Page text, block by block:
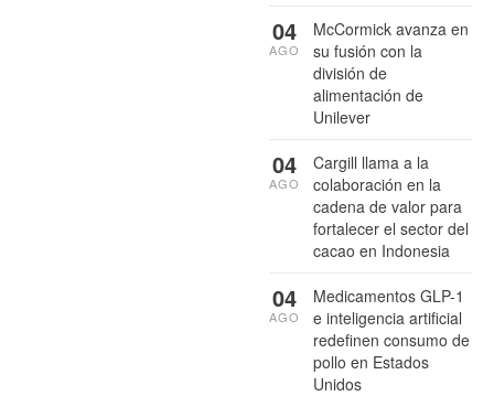
McCormick avanza en
su fusión con la
división de
alimentación de
Unilever
04
AGO
Cargill llama a la
colaboración en la
cadena de valor para
fortalecer el sector del
cacao en Indonesia
04
AGO
Medicamentos GLP-1
e inteligencia artificial
redefinen consumo de
pollo en Estados
Unidos
04
AGO